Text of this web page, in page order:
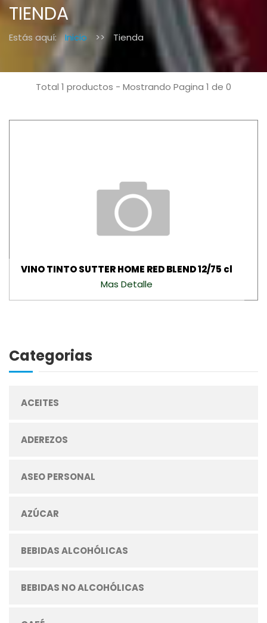
TIENDA
Estás aquí: Inicio >> Tienda
Total 1 productos - Mostrando Pagina 1 de 0
VINO TINTO SUTTER HOME RED BLEND 12/75 cl
Mas Detalle
Categorias
ACEITES
ADEREZOS
ASEO PERSONAL
AZÚCAR
BEBIDAS ALCOHÓLICAS
BEBIDAS NO ALCOHÓLICAS